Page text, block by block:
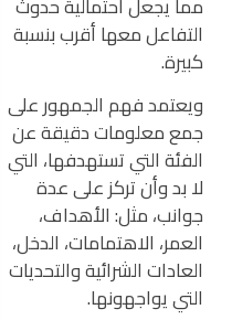
التفاعل معها أقرب بنسبة
كبيرة.
ويعتمد فهم الجمهور على
جمع معلومات دقيقة عن
الفئة التي تستهدفها، التي
لا بد وأن تركز على عدة
جوانب، مثل: الأهداف،
العمر، الاهتمامات، الدخل،
العادات الشرائية والتحديات
التي يواجهونها.